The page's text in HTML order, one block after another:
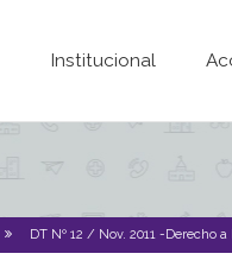
Institucional
DT Nº 12 / Nov. 2011 -Derecho